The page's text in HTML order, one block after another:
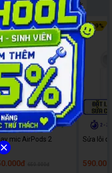
lỗi kết nối Sửa lỗi dock
15%
mic AirPods 2
-29%
Sửa lỗi